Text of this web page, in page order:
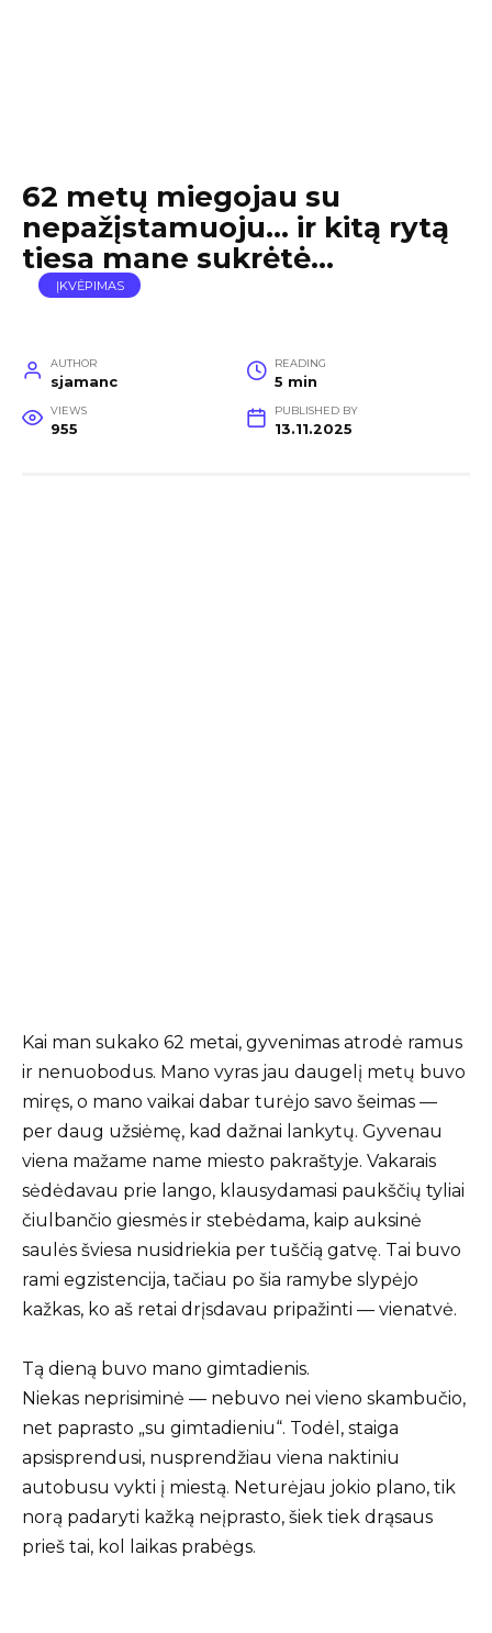
62 metų miegojau su
nepažįstamuoju… ir kitą rytą
tiesa mane sukrėtė…
ĮKVĖPIMAS
AUTHOR
sjamanc
READING
5 min
VIEWS
955
PUBLISHED BY
13.11.2025
Kai man sukako 62 metai, gyvenimas atrodė ramus
ir nenuobodus. Mano vyras jau daugelį metų buvo
miręs, o mano vaikai dabar turėjo savo šeimas —
per daug užsiėmę, kad dažnai lankytų. Gyvenau
viena mažame name miesto pakraštyje. Vakarais
sėdėdavau prie lango, klausydamasi paukščių tyliai
čiulbančio giesmės ir stebėdama, kaip auksinė
saulės šviesa nusidriekia per tuščią gatvę. Tai buvo
rami egzistencija, tačiau po šia ramybe slypėjo
kažkas, ko aš retai drįsdavau pripažinti — vienatvė.
Tą dieną buvo mano gimtadienis.
Niekas neprisiminė — nebuvo nei vieno skambučio,
net paprasto „su gimtadieniu“. Todėl, staiga
apsisprendusi, nusprendžiau viena naktiniu
autobusu vykti į miestą. Neturėjau jokio plano, tik
norą padaryti kažką neįprasto, šiek tiek drąsaus
prieš tai, kol laikas prabėgs.